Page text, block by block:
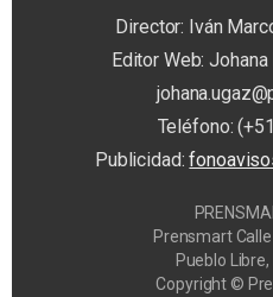
Director: Iván
Editor Web:
Teléfono:
Publicidad:
Prensmart
Pueblo
Copyright ©